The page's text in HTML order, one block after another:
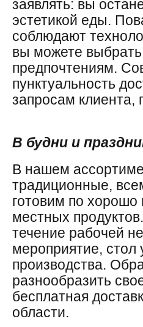
заявлять: вы
эстетикой еды.
соблюдают
вы можете
предпочтениям.
пунктуальность
запросам клиента,
В будни и
В нашем
традиционные,
готовим по
местных
течение рабочей
мероприятие, стол
производства.
разнообразить
бесплатная
области.